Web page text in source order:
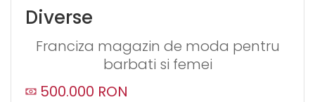
Diverse
Franciza magazin de moda pentru
barbati si femei
500.000 RON